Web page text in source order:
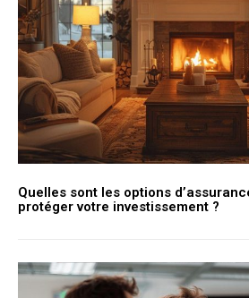
Quelles sont les options
protéger votre investissement ?